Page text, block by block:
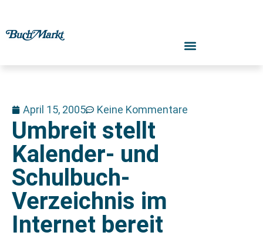
April 15, 2005 Keine Kommentare
Umbreit stellt
Kalender- und
Schulbuch-
Verzeichnis im
Internet bereit